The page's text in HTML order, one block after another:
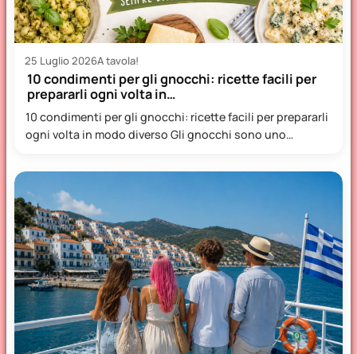
25 Luglio 2026A tavola!
10 condimenti per gli gnocchi: ricette facili per
prepararli ogni volta in…
10 condimenti per gli gnocchi: ricette facili per prepararli
ogni volta in modo diverso Gli gnocchi sono uno…